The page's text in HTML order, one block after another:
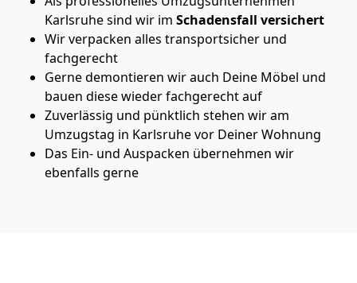
Karlsruhe sind wir im Schadensfall versichert
Wir verpacken alles transportsicher und
fachgerecht
Gerne demontieren wir auch Deine Möbel und
bauen diese wieder fachgerecht auf
Zuverlässig und pünktlich stehen wir am
Umzugstag in Karlsruhe vor Deiner Wohnung
Das Ein- und Auspacken übernehmen wir
ebenfalls gerne